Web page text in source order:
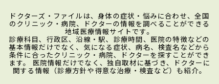
ドクターズ・ファイルは、身体の症状・悩みに合わせ、全国
のクリニック・病院、ドクターの情報を調べることができる
地域医療情報サイトです。
診療科目、行政区、沿線・駅、診療時間、医院の特徴などの
基本情報だけでなく、気になる症状、病名、検査名などから
条件に合ったクリニック・病院、ドクターを探すことができ
ます。 医院情報だけでなく、独自取材に基づき、ドクターに
関する情報（診療方針や得意な治療・検査など）も紹介。